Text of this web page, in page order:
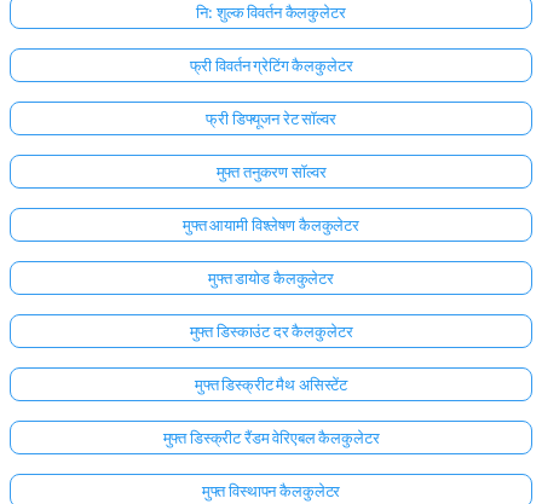
नि: शुल्क विवर्तन कैलकुलेटर
फ्री विवर्तन ग्रेटिंग कैलकुलेटर
फ्री डिफ्यूजन रेट सॉल्वर
मुफ्त तनुकरण सॉल्वर
मुफ्त आयामी विश्लेषण कैलकुलेटर
मुफ्त डायोड कैलकुलेटर
मुफ्त डिस्काउंट दर कैलकुलेटर
मुफ्त डिस्क्रीट मैथ असिस्टेंट
मुफ्त डिस्क्रीट रैंडम वेरिएबल कैलकुलेटर
मुफ्त विस्थापन कैलकुलेटर